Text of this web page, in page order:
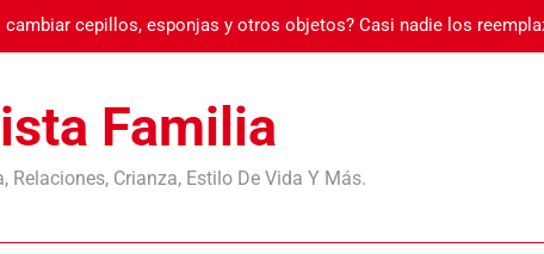
cambiar cepillos, esponjas y otros objetos? Casi nadie los
Familia
Relaciones, Crianza, Estilo De Vida Y Más.